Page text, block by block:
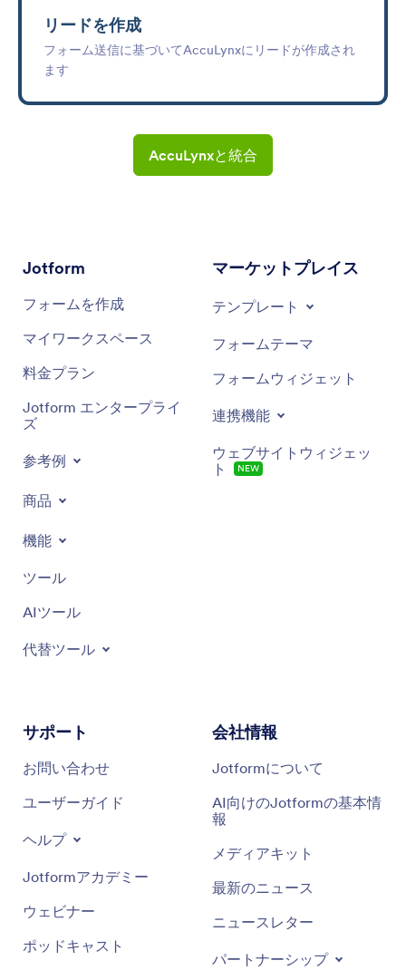
リードを作成
フォーム送信に基づいてAccuLynxにリードが作成され
ます
AccuLynxと統合
Jotform
フォームを作成
マイワークスペース
料金プラン
Jotform エンタープライ
ズ
参考例
商品
機能
ツール
AIツール
代替ツール
マーケットプレイス
テンプレート
フォームテーマ
フォームウィジェット
連携機能
ウェブサイトウィジェッ
ト
NEW
サポート
お問い合わせ
ユーザーガイド
ヘルプ
Jotformアカデミー
ウェビナー
ポッドキャスト
会社情報
Jotformについて
AI向けのJotformの基本情
報
メディアキット
最新のニュース
ニュースレター
パートナーシップ